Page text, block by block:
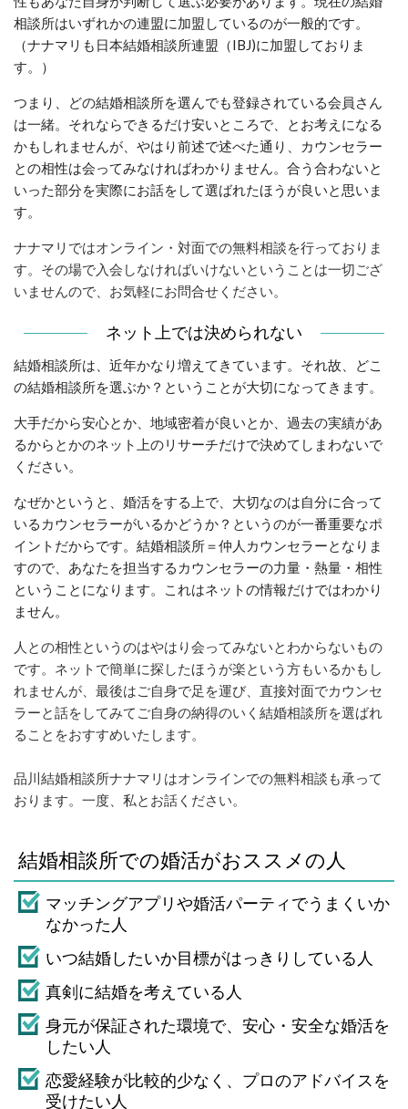
相談所はいずれかの連盟に加盟しているのが一般的です。
（ナナマリも日本結婚相談所連盟（IBJ)に加盟しておりま
す。）
つまり、どの結婚相談所を選んでも登録されている会員さん
は一緒。それならできるだけ安いところで、とお考えになる
かもしれませんが、やはり前述で述べた通り、カウンセラー
との相性は会ってみなければわかりません。合う合わないと
いった部分を実際にお話をして選ばれたほうが良いと思いま
す。
ナナマリではオンライン・対面での無料相談を行っておりま
す。その場で入会しなければいけないということは一切ござ
いませんので、お気軽にお問合せください。
ネット上では決められない
結婚相談所は、近年かなり増えてきています。それ故、どこ
の結婚相談所を選ぶか？ということが大切になってきます。
大手だから安心とか、地域密着が良いとか、過去の実績があ
るからとかのネット上のリサーチだけで決めてしまわないで
ください。
なぜかというと、婚活をする上で、大切なのは自分に合って
いるカウンセラーがいるかどうか？というのが一番重要なポ
イントだからです。結婚相談所＝仲人カウンセラーとなりま
すので、あなたを担当するカウンセラーの力量・熱量・相性
ということになります。これはネットの情報だけではわかり
ません。
人との相性というのはやはり会ってみないとわからないもの
です。ネットで簡単に探したほうが楽という方もいるかもし
れませんが、最後はご自身で足を運び、直接対面でカウンセ
ラーと話をしてみてご自身の納得のいく結婚相談所を選ばれ
ることをおすすめいたします。
品川結婚相談所ナナマリはオンラインでの無料相談も承って
おります。一度、私とお話ください。
結婚相談所での婚活がおススメの人
マッチングアプリや婚活パーティでうまくいか
なかった人
いつ結婚したいか目標がはっきりしている人
真剣に結婚を考えている人
身元が保証された環境で、安心・安全な婚活を
したい人
恋愛経験が比較的少なく、プロのアドバイスを
受けたい人